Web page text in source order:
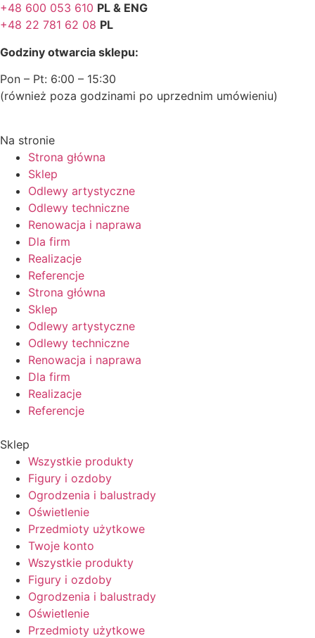
+48 600 053 610 PL & ENG
+48 22 781 62 08 PL
Godziny otwarcia sklepu:
Pon – Pt: 6:00 – 15:30
(również poza godzinami po uprzednim umówieniu)
Na stronie
Strona główna
Sklep
Odlewy artystyczne
Odlewy techniczne
Renowacja i naprawa
Dla firm
Realizacje
Referencje
Strona główna
Sklep
Odlewy artystyczne
Odlewy techniczne
Renowacja i naprawa
Dla firm
Realizacje
Referencje
Sklep
Wszystkie produkty
Figury i ozdoby
Ogrodzenia i balustrady
Oświetlenie
Przedmioty użytkowe
Twoje konto
Wszystkie produkty
Figury i ozdoby
Ogrodzenia i balustrady
Oświetlenie
Przedmioty użytkowe